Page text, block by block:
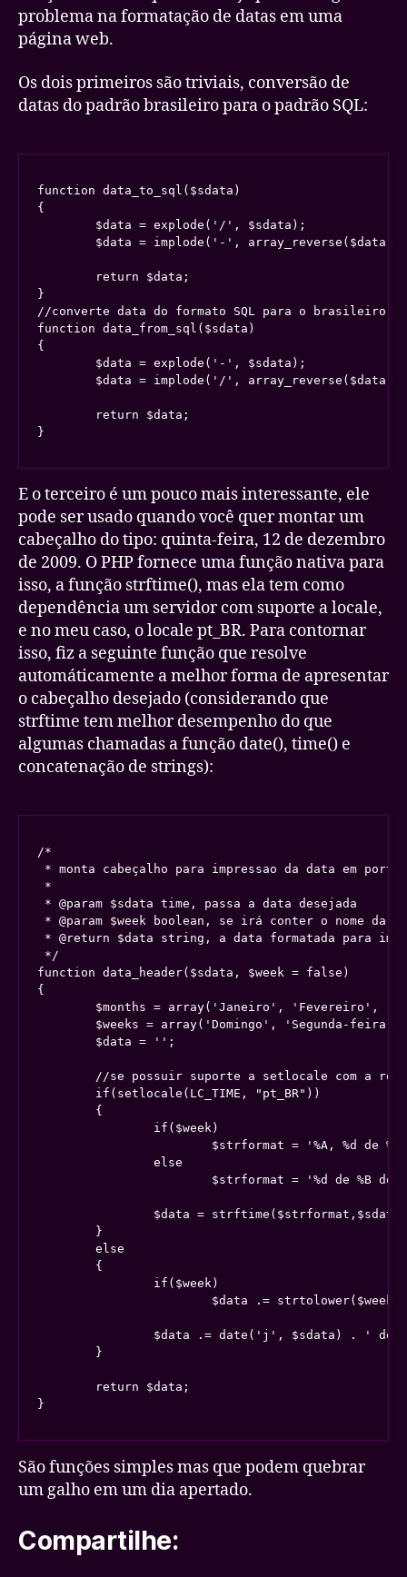
problema na formatação de datas em uma
página web.
Os dois primeiros são triviais, conversão de
datas do padrão brasileiro para o padrão SQL:
function data_to_sql($sdata)
{
}
//converte data do formato SQL para o brasileiro
function data_from_sql($sdata)
{
}
E o terceiro é um pouco mais interessante, ele
pode ser usado quando você quer montar um
cabeçalho do tipo: quinta-feira, 12 de dezembro
de 2009. O PHP fornece uma função nativa para
isso, a função strftime(), mas ela tem como
dependência um servidor com suporte a locale,
e no meu caso, o locale pt_BR. Para contornar
isso, fiz a seguinte função que resolve
automáticamente a melhor forma de apresentar
o cabeçalho desejado (considerando que
strftime tem melhor desempenho do que
algumas chamadas a função date(), time() e
concatenação de strings):
/*
* monta cabeçalho para impressao da data em
*
* @param $sdata time, passa a data desejada
* @param $week boolean, se irá conter o nome da
* @return $data string, a data formatada para
*/
function data_header($sdata, $week = false)
{
}
São funções simples mas que podem quebrar
um galho em um dia apertado.
Compartilhe: